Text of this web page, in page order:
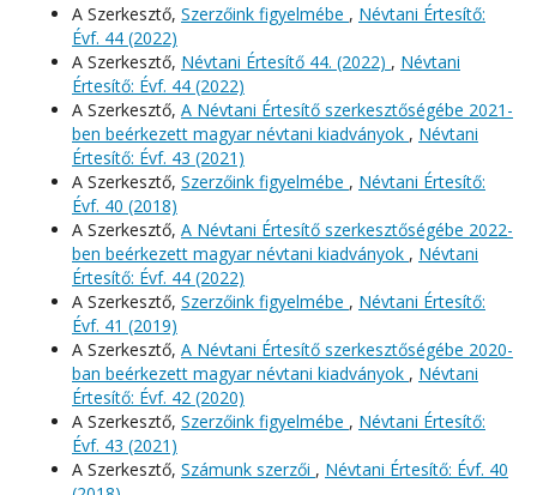
A Szerkesztő, Szerzőink figyelmébe , Névtani Értesítő:
Évf. 44 (2022)
A Szerkesztő, Névtani Értesítő 44. (2022) , Névtani
Értesítő: Évf. 44 (2022)
A Szerkesztő, A Névtani Értesítő szerkesztőségébe 2021-
ben beérkezett magyar névtani kiadványok , Névtani
Értesítő: Évf. 43 (2021)
A Szerkesztő, Szerzőink figyelmébe , Névtani Értesítő:
Évf. 40 (2018)
A Szerkesztő, A Névtani Értesítő szerkesztőségébe 2022-
ben beérkezett magyar névtani kiadványok , Névtani
Értesítő: Évf. 44 (2022)
A Szerkesztő, Szerzőink figyelmébe , Névtani Értesítő:
Évf. 41 (2019)
A Szerkesztő, A Névtani Értesítő szerkesztőségébe 2020-
ban beérkezett magyar névtani kiadványok , Névtani
Értesítő: Évf. 42 (2020)
A Szerkesztő, Szerzőink figyelmébe , Névtani Értesítő:
Évf. 43 (2021)
A Szerkesztő, Számunk szerzői , Névtani Értesítő: Évf. 40